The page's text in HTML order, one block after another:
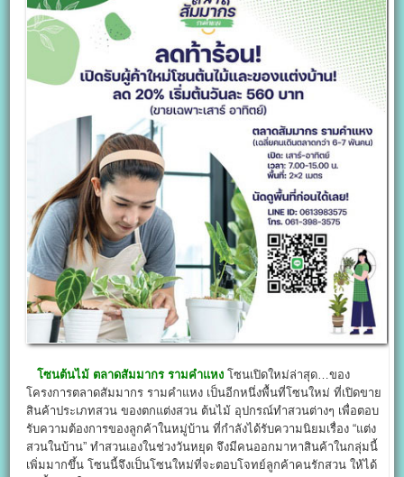
โซนต้นไม้ ตลาดสัมมากร รามคำแหง โซนเปิดใหม่ล่าสุด…ของ
โครงการตลาดสัมมากร รามคำแหง เป็นอีกหนึ่งพื้นที่โซนใหม่ ที่เปิดขาย
สินค้าประเภทสวน ของตกแต่งสวน ต้นไม้ อุปกรณ์ทำสวนต่างๆ เพื่อตอบ
รับความต้องการของลูกค้าในหมู่บ้าน ที่กำลังได้รับความนิยมเรื่อง “แต่ง
สวนในบ้าน” ทำสวนเองในช่วงวันหยุด จึงมีคนออกมาหาสินค้าในกลุ่มนี้
เพิ่มมากขึ้น โซนนี้จึงเป็นโซนใหม่ที่จะตอบโจทย์ลูกค้าคนรักสวน ให้ได้